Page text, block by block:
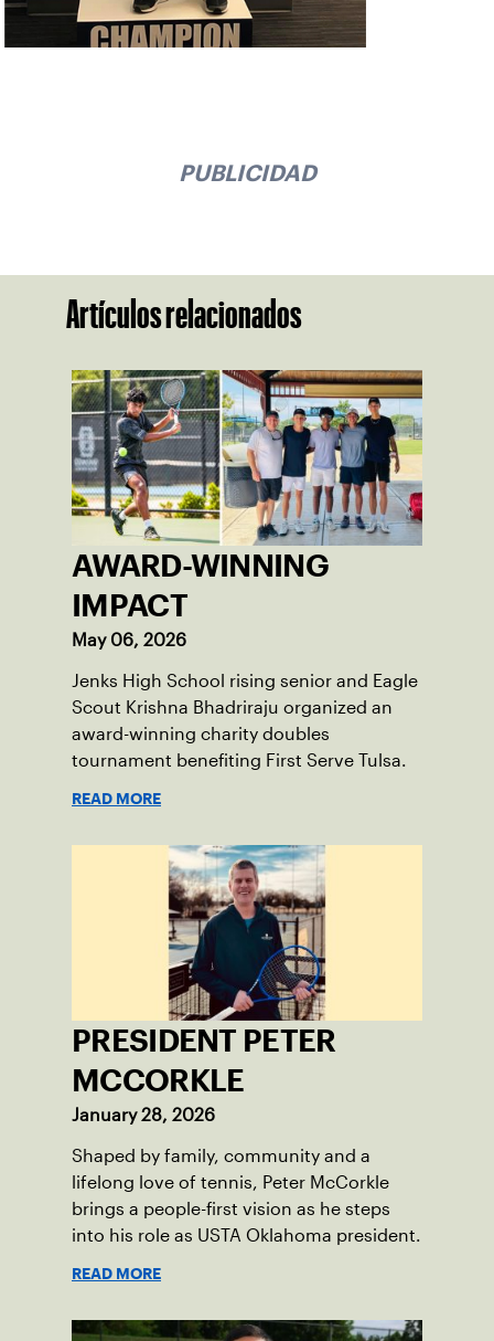
PUBLICIDAD
Artículos relacionados
AWARD-WINNING
IMPACT
May 06, 2026
Jenks High School rising senior and Eagle
Scout Krishna Bhadriraju organized an
award-winning charity doubles
tournament benefiting First Serve Tulsa.
READ MORE
PRESIDENT PETER
MCCORKLE
January 28, 2026
Shaped by family, community and a
lifelong love of tennis, Peter McCorkle
brings a people-first vision as he steps
into his role as USTA Oklahoma president.
READ MORE